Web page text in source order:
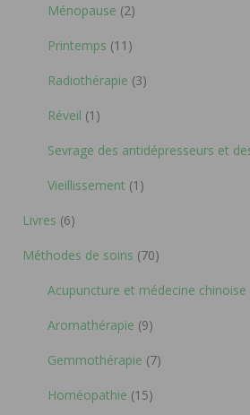
Ménopause (2)
Printemps (11)
Radiothérapie (3)
Réveil (1)
Sevrage des antidépresseurs et
Vieillissement (1)
Livres (6)
Méthodes de soins (70)
Acupuncture et médecine chinoise
Aromathérapie (9)
Gemmothérapie (7)
Homéopathie (15)